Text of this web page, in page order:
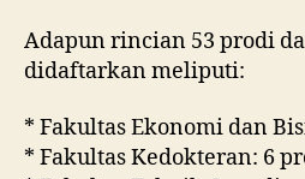
Adapun rincian 53 prodi
didaftarkan meliputi:
* Fakultas Ekonomi dan
* Fakultas Kedokteran: 6